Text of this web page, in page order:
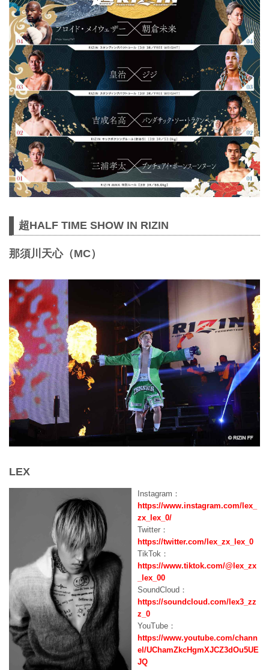
超HALF TIME SHOW IN RIZIN
那須川天心（MC）
LEX
Instagram：
https://www.instagram.com/lex_
zx_lex_0/
Twitter：
https://twitter.com/lex_zx_lex_0
TikTok：
https://www.tiktok.com/@lex_zx
_lex_00
SoundCloud：
https://soundcloud.com/lex3_zz
z_0
YouTube：
https://www.youtube.com/chann
el/UChamZkcHgmXJCZ3dOu5UE
JQ